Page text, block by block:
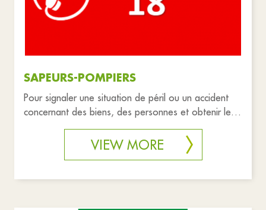
SAPEURS-POMPIERS
Pour signaler une situation de péril ou un accident
concernant des biens, des personnes et obtenir leur
VIEW MORE